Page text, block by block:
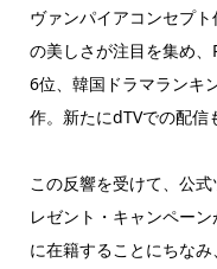
ヴァンパイアコンセプ
の美しさが注目を集め
6位、韓国ドラマランキ
作。新たにdTVでの配信
この反響を受けて、公
レゼント・キャンペー
に在籍することにちな